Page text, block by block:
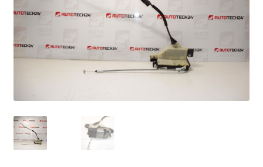
Paiements
Panier
Politique de confidentialité
Procédure de Réclamation